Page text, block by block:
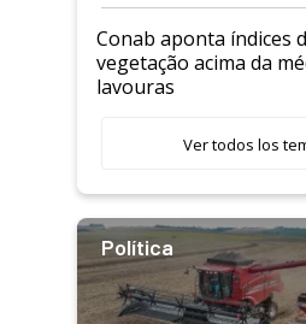
Conab aponta índices
vegetação acima da
lavouras
Ver todos los
Política